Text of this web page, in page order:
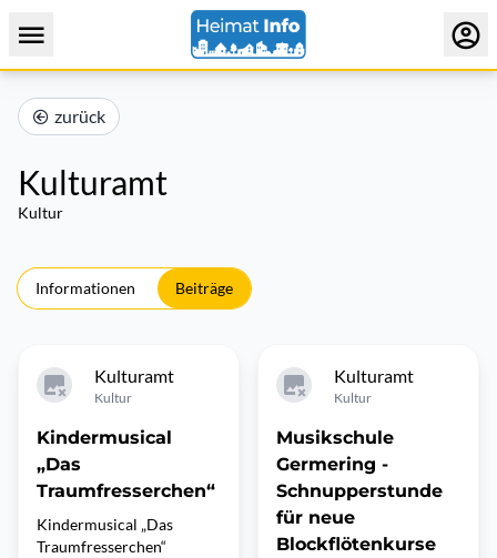
zurück
Kulturamt
Kultur
Informationen Beiträge
Kulturamt
Kultur
Kindermusical
„Das
Traumfresserchen“
Kindermusical „Das
Traumfresserchen“
Kulturamt
Kultur
Musikschule
Germering -
Schnupperstunde
für neue
Blockflötenkurse